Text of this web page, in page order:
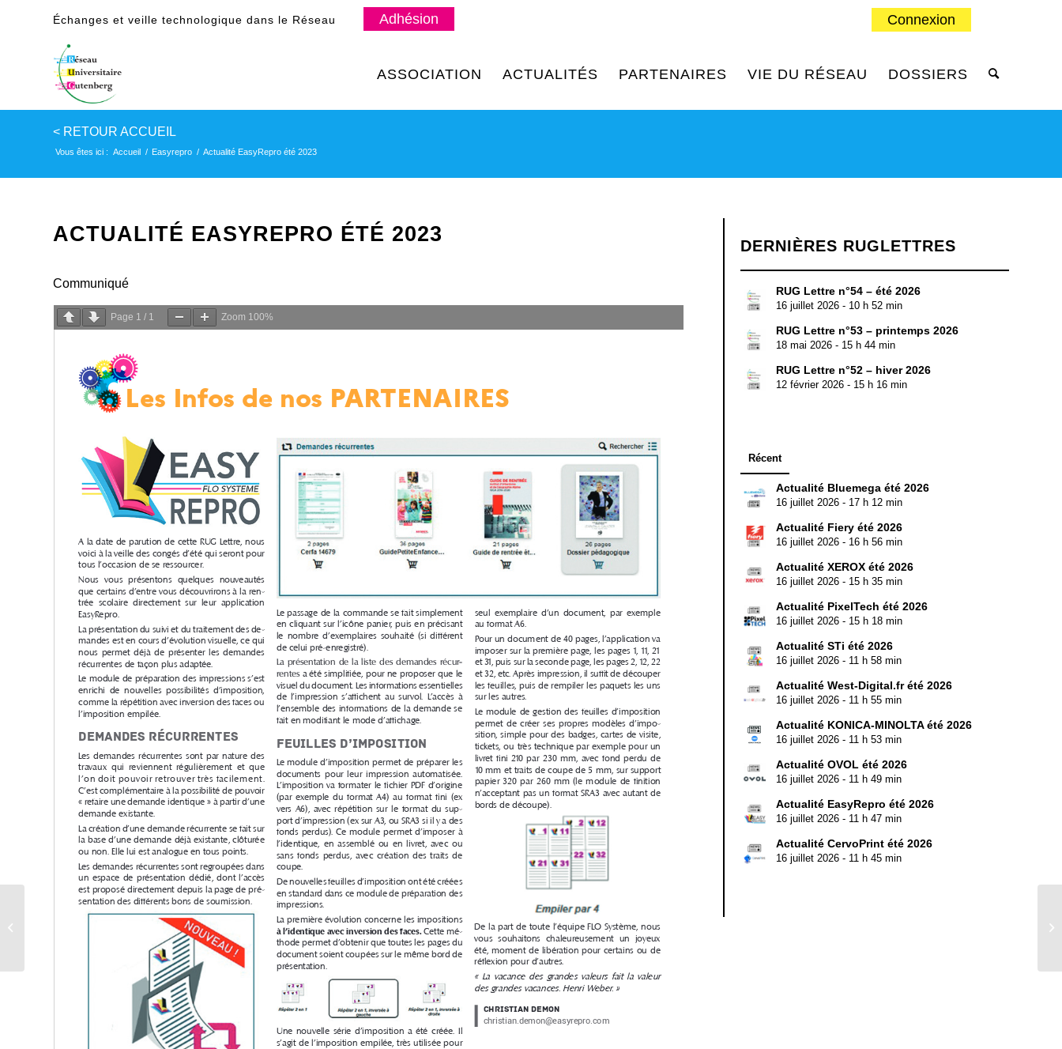
Connexion
Échanges et veille technologique dans le Réseau Adhésion
ASSOCIATION ACTUALITÉS PARTENAIRES VIE DU RÉSEAU DOSSIERS
Vous êtes ici : Accueil / Easyrepro / Actualité EasyRepro été 2023
ACTUALITÉ EASYREPRO ÉTÉ 2023
Communiqué
Page 1 / 1 Zoom 100%
DERNIÈRES RUGLETTRES
RUG Lettre n°54 – été 2026
16 juillet 2026 - 10 h 52 min
RUG Lettre n°53 – printemps 2026
18 mai 2026 - 15 h 44 min
RUG Lettre n°52 – hiver 2026
12 février 2026 - 15 h 16 min
Récent
Actualité Bluemega été 2026
16 juillet 2026 - 17 h 12 min
Actualité Fiery été 2026
16 juillet 2026 - 16 h 56 min
Actualité XEROX été 2026
16 juillet 2026 - 15 h 35 min
Actualité PixelTech été 2026
16 juillet 2026 - 15 h 18 min
Actualité STi été 2026
16 juillet 2026 - 11 h 58 min
Actualité West-Digital.fr été 2026
16 juillet 2026 - 11 h 55 min
Actualité KONICA-MINOLTA été 2026
16 juillet 2026 - 11 h 53 min
Actualité OVOL été 2026
16 juillet 2026 - 11 h 49 min
Actualité EasyRepro été 2026
16 juillet 2026 - 11 h 47 min
Actualité CervoPrint été 2026
16 juillet 2026 - 11 h 45 min